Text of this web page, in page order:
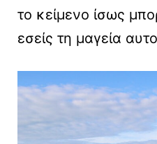
το κείμενο ίσως
εσείς τη μαγεία